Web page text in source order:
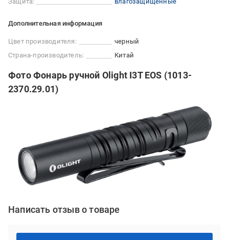
Дополнительная информация
Цвет производителя:
черный
Страна-производитель:
Китай
Фото Фонарь ручной Olight I3T EOS (1013-
2370.29.01)
Написать отзыв о товаре